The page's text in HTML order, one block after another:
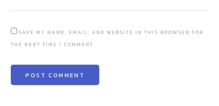
SAVE MY NAME, EMAIL, AND WEBSITE IN THIS BROWSER FOR
THE NEXT TIME I COMMENT.